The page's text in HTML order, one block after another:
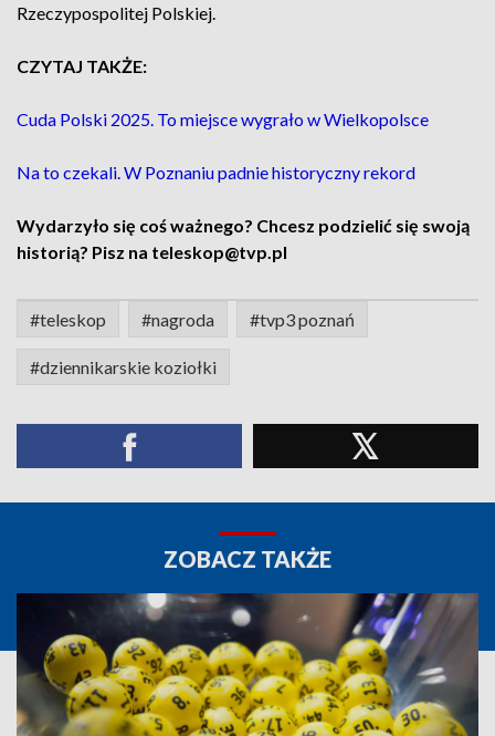
Rzeczypospolitej Polskiej.
CZYTAJ TAKŻE:
Cuda Polski 2025. To miejsce wygrało w Wielkopolsce
Na to czekali. W Poznaniu padnie historyczny rekord
Wydarzyło się coś ważnego? Chcesz podzielić się swoją
historią? Pisz na teleskop@tvp.pl
#teleskop #nagroda #tvp3 poznań
#dziennikarskie koziołki
ZOBACZ TAKŻE